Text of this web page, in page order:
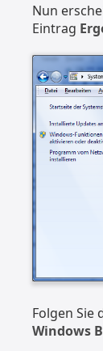
Nun
Eintrag
Folgen Sie
Windows